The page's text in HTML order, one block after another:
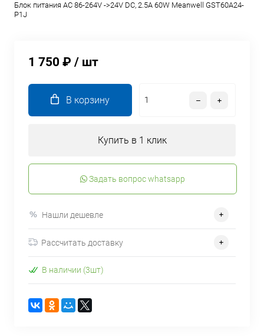
Блок питания AC 86-264V ->24V DC, 2.5A 60W Meanwell GST60A24-
P1J
1 750 ₽ / шт
В корзину
Купить в 1 клик
Задать вопрос whatsapp
Нашли дешевле
Рассчитать доставку
В наличии (3шт)